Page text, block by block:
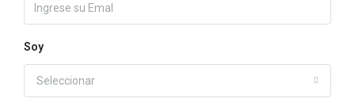
Soy
Seleccionar